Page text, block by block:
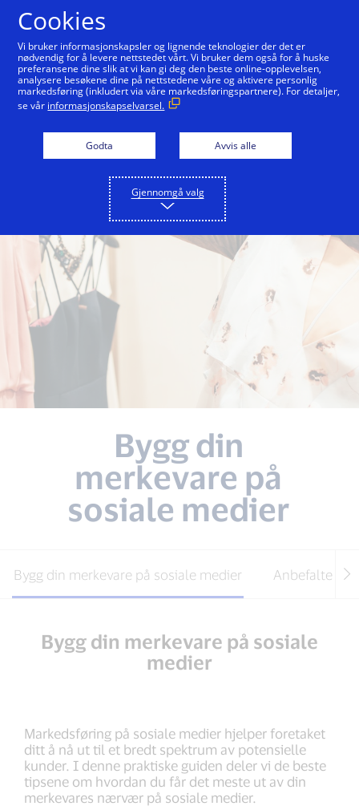
Bygg din
merkevare på
sosiale medier
Bygg din merkevare på sosiale medier Anbefalte
Bygg din merkevare på sosiale
medier
Markedsføring på sosiale medier hjelper foretaket
ditt å nå ut til et bredt spektrum av potensielle
kunder. I denne praktiske guiden deler vi de beste
tipsene om hvordan du får det meste ut av din
merkevares nærvær på sosiale medier.
Cookies
Vi bruker informasjonskapsler og lignende teknologier der det er
nødvendig for å levere nettstedet vårt. Vi bruker dem også for å huske
preferansene dine slik at vi kan gi deg den beste online-opplevelsen,
analysere besøkene dine på nettstedene våre og aktivere personlig
markedsføring (inkludert via våre markedsføringspartnere). For detaljer,
se vår informasjonskapselvarsel.
Godta Avvis alle
Gjennomgå valg